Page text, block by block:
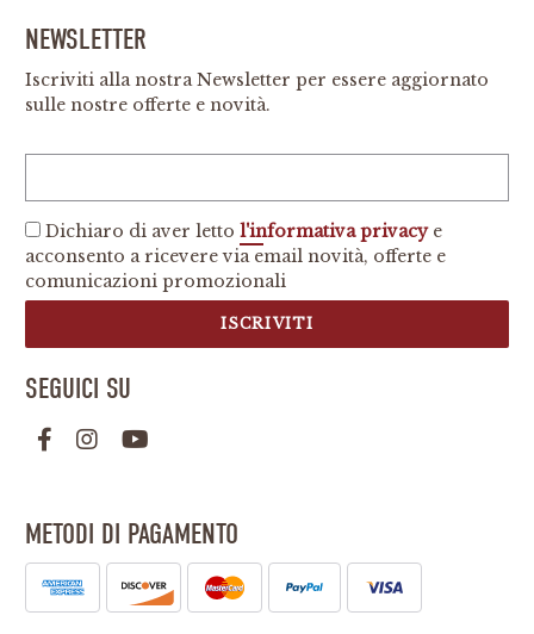
NEWSLETTER
Iscriviti alla nostra Newsletter per essere aggiornato
sulle nostre offerte e novità.
Dichiaro di aver letto l'informativa privacye
acconsento a ricevere via email novità, offerte e
comunicazioni promozionali
ISCRIVITI
SEGUICI SU
METODI DI PAGAMENTO